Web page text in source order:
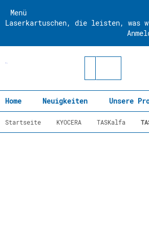
Menü
Laserkartuschen, die leisten, was
Home Neuigkeiten Unsere
Startseite KYOCERA TASKalfa